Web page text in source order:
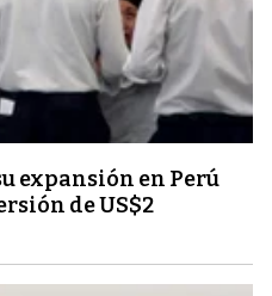
expansión en Perú
de US$2